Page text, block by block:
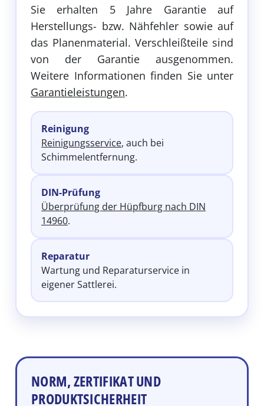
Sie erhalten 5 Jahre Garantie auf
Herstellungs- bzw. Nähfehler sowie auf
das Planenmaterial. Verschleißteile sind
von der Garantie ausgenommen.
Weitere Informationen finden Sie unter
Garantieleistungen.
Reinigung
Reinigungsservice, auch bei
Schimmelentfernung.
DIN-Prüfung
Überprüfung der Hüpfburg nach DIN
14960.
Reparatur
Wartung und Reparaturservice in
eigener Sattlerei.
NORM, ZERTIFIKAT UND
PRODUKTSICHERHEIT